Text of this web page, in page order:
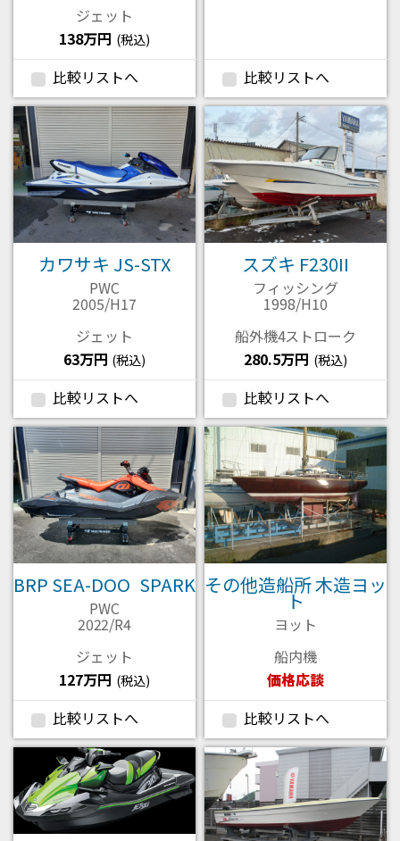
ジェット
138万円 (税込)
比較リストへ 比較リストへ
カワサキ JS-STX
PWC
2005/H17
ジェット
63万円 (税込)
比較リストへ
スズキ F230II
フィッシング
1998/H10
船外機4ストローク
280.5万円 (税込)
比較リストへ
BRP SEA-DOO SPARK
PWC
2022/R4
ジェット
127万円 (税込)
比較リストへ
その他造船所 木造ヨッ
ト
ヨット
船内機
価格応談
比較リストへ